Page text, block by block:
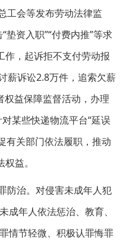
工会等发布劳动法律监
垫资入职”“付费内推”等求
作，起诉拒不支付劳动报
薪诉讼2.8万件，追索欠薪
权益保障监督活动，办理
某些快递物流平台“延误
有关部门依法履职，推动
益。
防治。对侵害未成年人犯
成年人依法惩治、教育、
情节轻微、积极认罪悔罪